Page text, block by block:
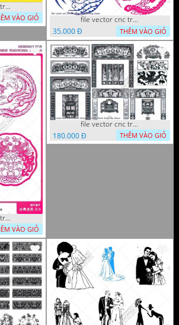
file vector cnc tranh tu quy mau cam de chiu decor
VÀO GIỎ
file vector cnc tranh decor rong phuong
35.000 Đ
THÊM VÀO GIỎ
file vector cnc tranh decor rong phuong cuon tron dang cap
VÀO GIỎ
file vector cnc tranh decor phong tho nghe thuat dang cap
180.000 Đ
THÊM VÀO GIỎ